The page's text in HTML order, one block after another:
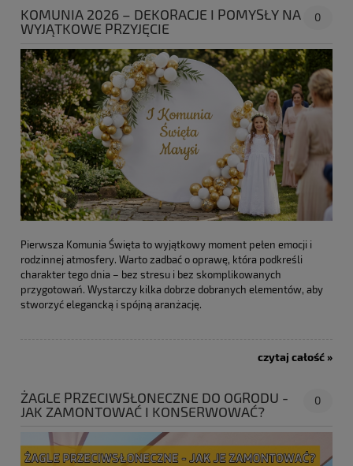
KOMUNIA 2026 – DEKORACJE I POMYSŁY NA
WYJĄTKOWE PRZYJĘCIE
0
Pierwsza Komunia Święta to wyjątkowy moment pełen emocji i
rodzinnej atmosfery. Warto zadbać o oprawę, która podkreśli
charakter tego dnia – bez stresu i bez skomplikowanych
przygotowań. Wystarczy kilka dobrze dobranych elementów, aby
stworzyć elegancką i spójną aranżację.
czytaj całość »
ŻAGLE PRZECIWSŁONECZNE DO OGRODU -
JAK ZAMONTOWAĆ I KONSERWOWAĆ?
0